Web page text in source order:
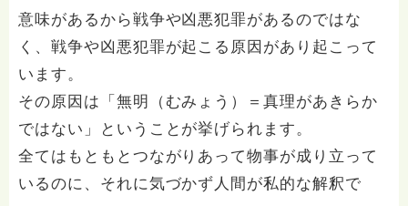
意味があるから戦争や凶悪犯罪があるのではな
く、戦争や凶悪犯罪が起こる原因があり起こって
います。
その原因は「無明（むみょう）＝真理があきらか
ではない」ということが挙げられます。
全てはもともとつながりあって物事が成り立って
いるのに、それに気づかず人間が私的な解釈で